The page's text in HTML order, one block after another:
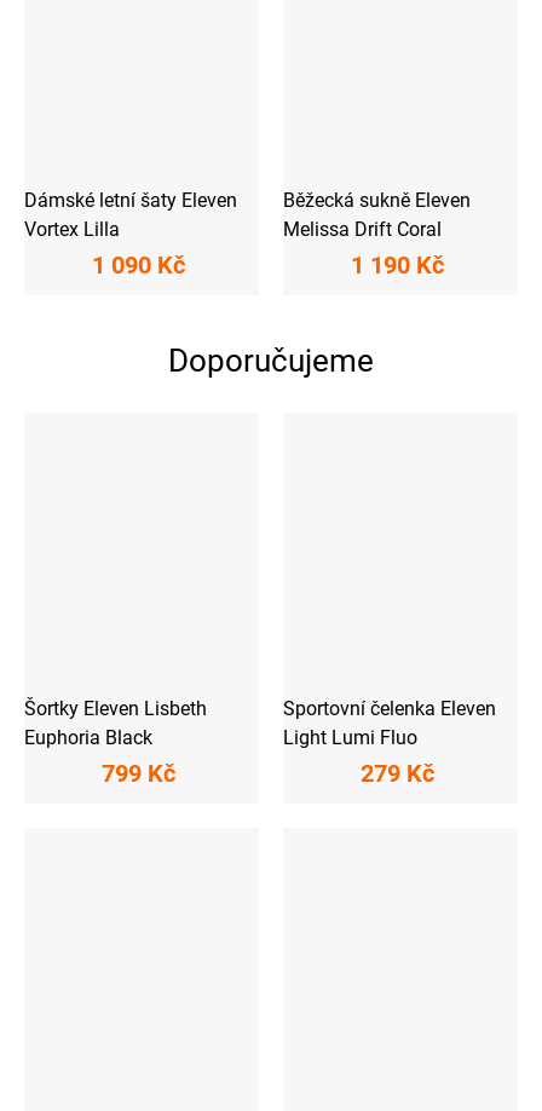
Dámské letní šaty Eleven
Vortex Lilla
1 090 Kč
Běžecká sukně Eleven
Melissa Drift Coral
1 190 Kč
Doporučujeme
Šortky Eleven Lisbeth
Euphoria Black
799 Kč
Sportovní čelenka Eleven
Light Lumi Fluo
279 Kč